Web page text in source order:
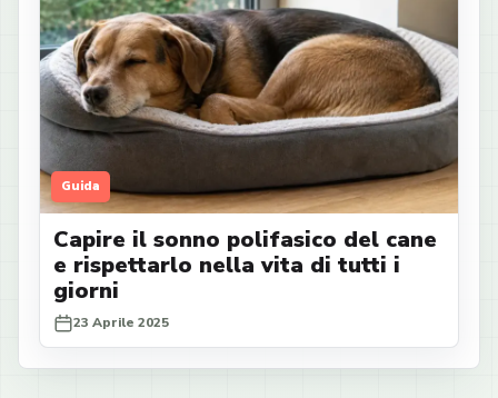
Guida
Capire il sonno polifasico del cane
e rispettarlo nella vita di tutti i
giorni
23 Aprile 2025